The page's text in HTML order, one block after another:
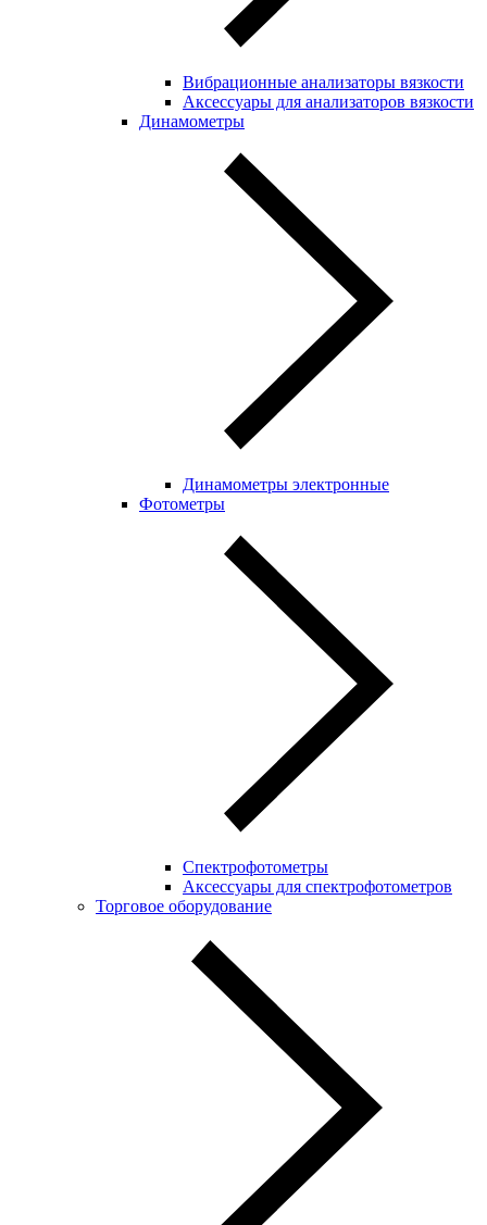
Вибрационные анализаторы вязкости
Аксессуары для анализаторов вязкости
Динамометры
Динамометры электронные
Фотометры
Спектрофотометры
Аксессуары для спектрофотометров
Торговое оборудование